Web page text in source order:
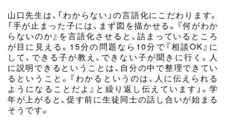
山口先生は、「わからない」の言語化にこだわります。
「手が止まった子には、まず図を描かせる。『何がわか
らないのか』を言語化させると、詰まっているところ
が目に見える。15分の問題なら10分で『相談OK』に
して、できる子が教え、できない子が聞きに行く。人
に説明できるということは、自分の中で整理できてい
るということ。『わかるというのは、人に伝えられる
ようになることだよ』と繰り返し伝えています」。学
年が上がると、促す前に生徒同士の話し合いが始まる
そうです。